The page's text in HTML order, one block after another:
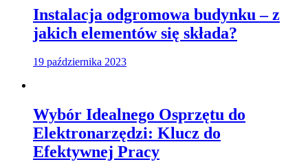
Instalacja odgromowa budynku – z
jakich elementów się składa?
19 października 2023
Wybór Idealnego Osprzętu do
Elektronarzędzi: Klucz do
Efektywnej Pracy